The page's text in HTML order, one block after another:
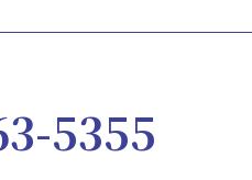
5355